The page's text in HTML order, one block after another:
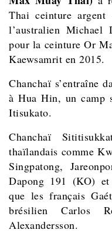
Thai ceinture
l’australien
pour la ceinture Or
Kaewsamrit en 2015.
Chanchaï s’entraîne
à Hua Hin, un camp
Itisukato.
Chanchaï
thaïlandais comme
Singpatong,
Dapong 191 (KO) et
que les français
brésilien Carlos
Alexandersson.